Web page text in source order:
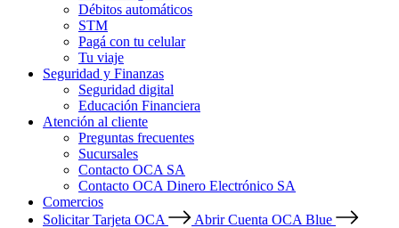
Débitos automáticos
STM
Pagá con tu celular
Tu viaje
Seguridad y Finanzas
Seguridad digital
Educación Financiera
Atención al cliente
Preguntas frecuentes
Sucursales
Contacto OCA SA
Contacto OCA Dinero Electrónico SA
Comercios
Solicitar Tarjeta OCA
Abrir Cuenta OCA Blue